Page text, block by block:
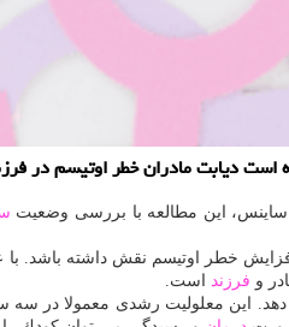
است دیابت مادران خطر اوتیسم در
ساینس، این مطالعه با بررسی وضعیت
خطر اوتیسم نقش داشته باشد.
و فرزند است.
دهد. این معلولیت رشدی معمولا در